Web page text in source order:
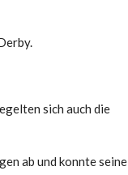
sich auch die
ab und konnte seine